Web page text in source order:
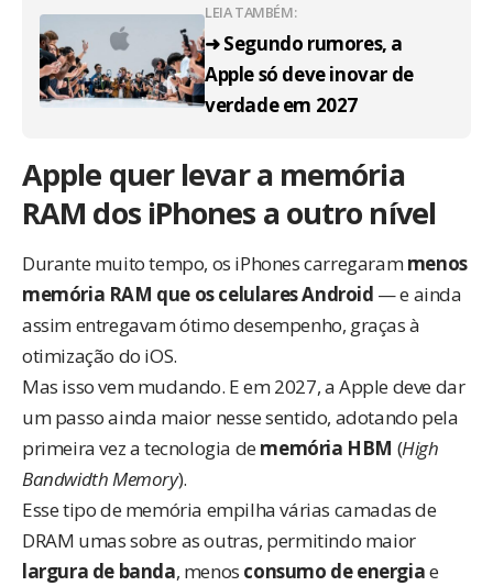
LEIA TAMBÉM:
➜ Segundo rumores, a
Apple só deve inovar de
verdade em 2027
Apple quer levar a memória
RAM dos iPhones a outro nível
Durante muito tempo, os iPhones carregarammenos
memória RAM que os celulares Android — e ainda
assim entregavam ótimo desempenho, graças à
otimização do iOS.
Mas isso vem mudando. E em 2027, a Apple deve dar
um passo ainda maior nesse sentido, adotando pela
primeira vez a tecnologia de memória HBM (High
Bandwidth Memory).
Esse tipo de memória empilha várias camadas de
DRAM umas sobre as outras, permitindo maior
largura de banda, menos consumo de energiae